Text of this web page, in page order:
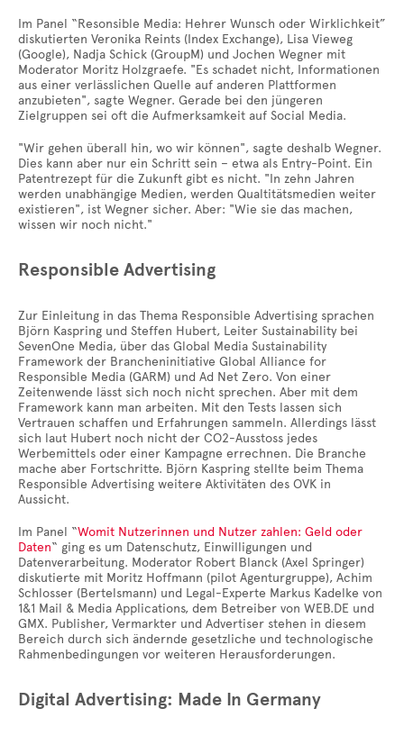
Im Panel “Resonsible Media: Hehrer Wunsch oder Wirklichkeit”
diskutierten Veronika Reints (Index Exchange), Lisa Vieweg
(Google), Nadja Schick (GroupM) und Jochen Wegner mit
Moderator Moritz Holzgraefe. "Es schadet nicht, Informationen
aus einer verlässlichen Quelle auf anderen Plattformen
anzubieten", sagte Wegner. Gerade bei den jüngeren
Zielgruppen sei oft die Aufmerksamkeit auf Social Media.
"Wir gehen überall hin, wo wir können", sagte deshalb Wegner.
Dies kann aber nur ein Schritt sein – etwa als Entry-Point. Ein
Patentrezept für die Zukunft gibt es nicht. "In zehn Jahren
werden unabhängige Medien, werden Qualtitätsmedien weiter
existieren", ist Wegner sicher. Aber: "Wie sie das machen,
wissen wir noch nicht."
Responsible Advertising
Zur Einleitung in das Thema Responsible Advertising sprachen
Björn Kaspring und Steffen Hubert, Leiter Sustainability bei
SevenOne Media, über das Global Media Sustainability
Framework der Brancheninitiative Global Alliance for
Responsible Media (GARM) und Ad Net Zero. Von einer
Zeitenwende lässt sich noch nicht sprechen. Aber mit dem
Framework kann man arbeiten. Mit den Tests lassen sich
Vertrauen schaffen und Erfahrungen sammeln. Allerdings lässt
sich laut Hubert noch nicht der CO2-Ausstoss jedes
Werbemittels oder einer Kampagne errechnen. Die Branche
mache aber Fortschritte. Björn Kaspring stellte beim Thema
Responsible Advertising weitere Aktivitäten des OVK in
Aussicht.
Im Panel “Womit Nutzerinnen und Nutzer zahlen: Geld oder
Daten“ ging es um Datenschutz, Einwilligungen und
Datenverarbeitung. Moderator Robert Blanck (Axel Springer)
diskutierte mit Moritz Hoffmann (pilot Agenturgruppe), Achim
Schlosser (Bertelsmann) und Legal-Experte Markus Kadelke von
1&1 Mail & Media Applications, dem Betreiber von WEB.DE und
GMX. Publisher, Vermarkter und Advertiser stehen in diesem
Bereich durch sich ändernde gesetzliche und technologische
Rahmenbedingungen vor weiteren Herausforderungen.
Digital Advertising: Made In Germany